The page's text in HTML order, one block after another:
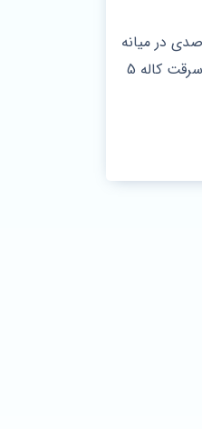
صد در صدی در میانه
درب ایمنی درب را افزایش داده. 4 عدد پین امنیتی پشت درب و لبه ضد اهرم از جلو دررب امکان دستکاری و اهرم انداختن را به صفر رسانده. قفل درب ضد سرقت کاله 5